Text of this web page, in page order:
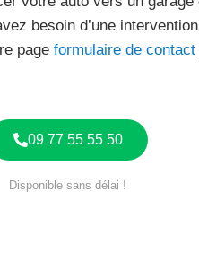
besoin d’une
page formulaire de contact
09 77 55 55 50
Disponible sans délai !